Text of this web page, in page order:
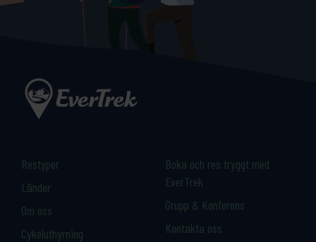
Restyper
Länder
Om oss
Cykeluthyrning
Boka och res tryggt med
EverTrek
Grupp & Konferens
Kontakta oss